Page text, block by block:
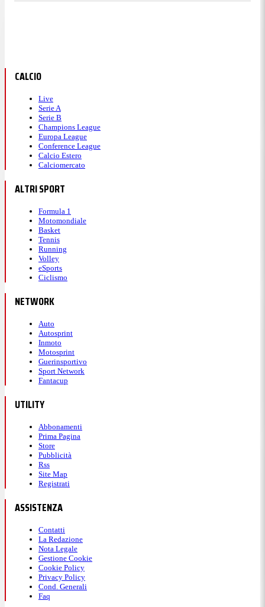
CALCIO
Live
Serie A
Serie B
Champions League
Europa League
Conference League
Calcio Estero
Calciomercato
ALTRI SPORT
Formula 1
Motomondiale
Basket
Tennis
Running
Volley
eSports
Ciclismo
NETWORK
Auto
Autosprint
Inmoto
Motosprint
Guerinsportivo
Sport Network
Fantacup
UTILITY
Abbonamenti
Prima Pagina
Store
Pubblicità
Rss
Site Map
Registrati
ASSISTENZA
Contatti
La Redazione
Nota Legale
Gestione Cookie
Cookie Policy
Privacy Policy
Cond. Generali
Faq